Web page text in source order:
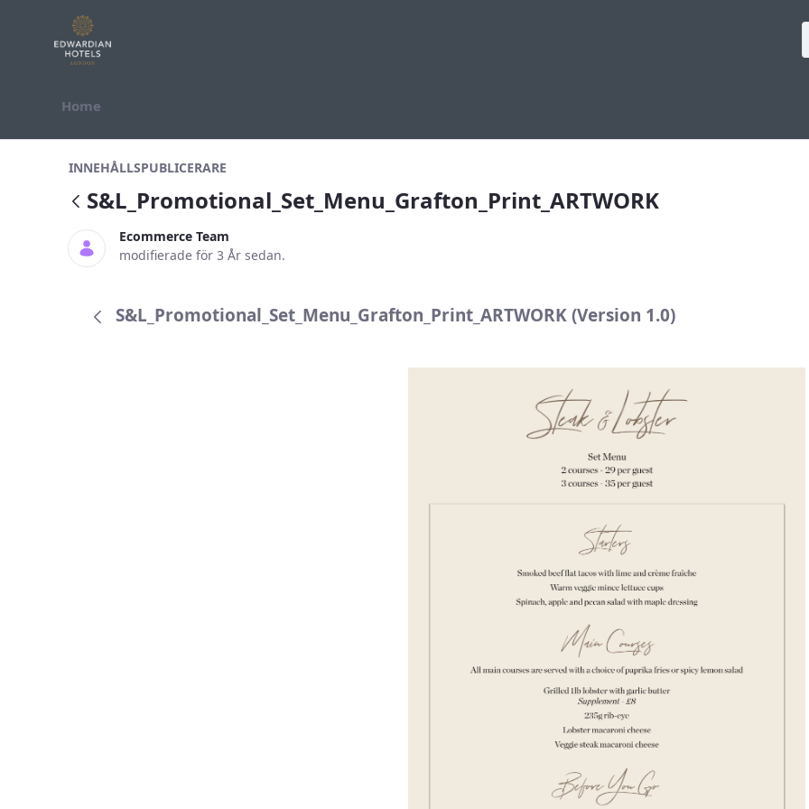
Hoppa till innehåll
Home
INNEHÅLLSPUBLICERARE
S&L_Promotional_Set_Menu_Grafton_Print_ARTWORK
Ecommerce Team
modifierade för 3 År sedan.
S&L_Promotional_Set_Menu_Grafton_Print_ARTWORK (Version 1.0)